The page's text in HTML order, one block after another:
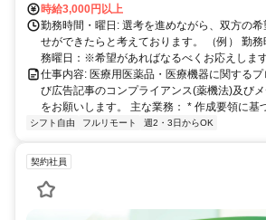
時給3,000円以上
勤務時間・曜日: 選考を進めながら、双方の
せができたらと考えております。 （例） 勤
務曜日：※希望があればなるべくお応えします
仕事内容: 医療用医薬品・医療機器に関する
び広告記事のコンプライアンス(薬機法)及び
をお願いします。 主な業務： * 作成要領に基
シフト自由 フルリモート 週2・3日からOK
契約社員